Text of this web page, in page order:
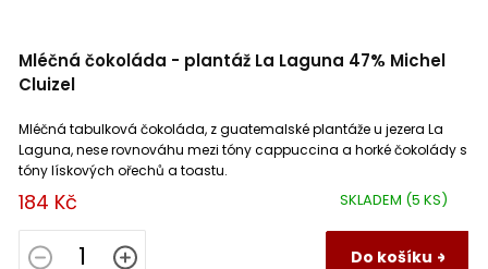
Mléčná čokoláda - plantáž La Laguna 47% Michel
Cluizel
SKLADEM (5 KS)
184 Kč
Do košíku
Mléčná tabulková čokoláda, z guatemalské plantáže u jezera La
Laguna, nese rovnováhu mezi tóny cappuccina a horké čokolády s
tóny lískových ořechů a toastu.